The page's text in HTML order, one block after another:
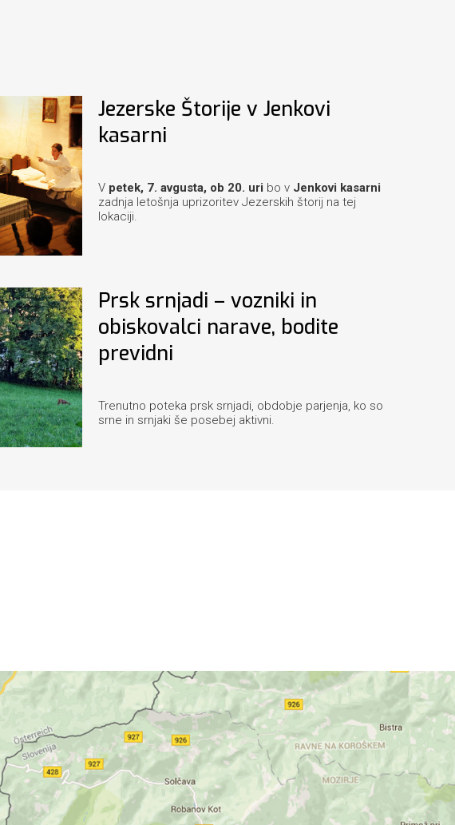
Jezerske Štorije v Jenkovi
kasarni
V petek, 7. avgusta, ob 20. uri bo v Jenkovi kasarni
zadnja letošnja uprizoritev Jezerskih štorij na tej
lokaciji.
Prsk srnjadi – vozniki in
obiskovalci narave, bodite
previdni
Trenutno poteka prsk srnjadi, obdobje parjenja, ko so
srne in srnjaki še posebej aktivni.